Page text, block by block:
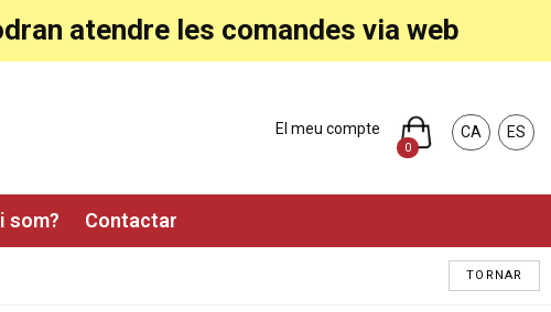
atendre les comandes via web
CA ES
El meu compte
0
som? Contactar
TORNAR